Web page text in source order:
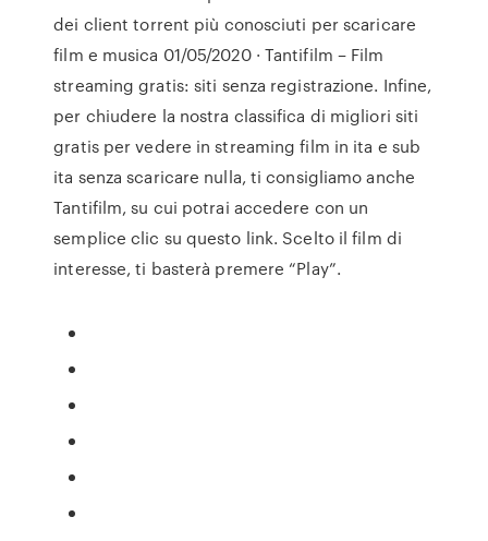
dei client torrent più conosciuti per scaricare
film e musica 01/05/2020 · Tantifilm – Film
streaming gratis: siti senza registrazione. Infine,
per chiudere la nostra classifica di migliori siti
gratis per vedere in streaming film in ita e sub
ita senza scaricare nulla, ti consigliamo anche
Tantifilm, su cui potrai accedere con un
semplice clic su questo link. Scelto il film di
interesse, ti basterà premere “Play”.